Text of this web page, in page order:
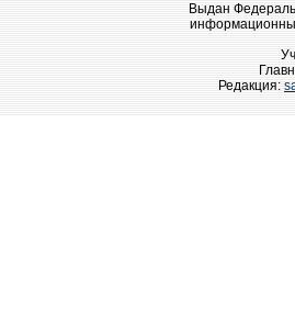
Выдан
Редакция: